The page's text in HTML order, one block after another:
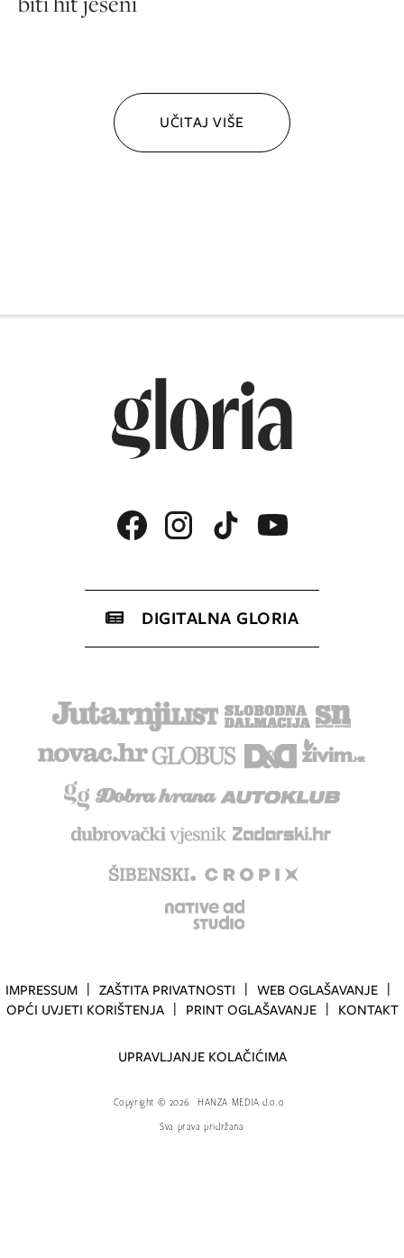
UČITAJ VIŠE
DIGITALNA GLORIA
IMPRESSUM ZAŠTITA PRIVATNOSTI
WEB OGLAŠAVANJE
OPĆI UVJETI KORIŠTENJA
PRINT OGLAŠAVANJE KONTAKT
UPRAVLJANJE KOLAČIĆIMA
Copyright © 2026.
HANZA MEDIA d.o.o
Sva prava pridržana